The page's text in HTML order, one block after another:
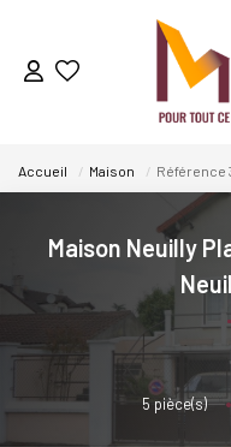
Accueil Maison Référence
Maison Neuilly
5 pièce(s) •